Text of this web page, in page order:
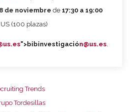
de noviembre de 17:30 a 19:00
(100 plazas)
">bibinvestigación@us.es.
Trends
Tordesillas